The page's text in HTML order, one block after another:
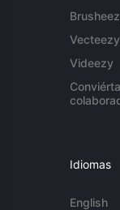
Vecteezy
Videezy
Idiomas
English